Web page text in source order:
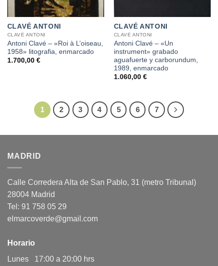
CLAVÉ ANTONI
CLAVÉ ANTONI
Antoni Clavé – «Roi à L’oiseau,
1958» litografia, enmarcado
1.700,00 €
CLAVÉ ANTONI
CLAVÉ ANTONI
Antoni Clavé – «Un
instrument» grabado
aguafuerte y carborundum,
1989, enmarcado
1.060,00 €
1 2 3 4 5 6 7
MADRID
Calle Corredera Alta de San Pablo, 31 (metro Tribunal)
28004 Madrid
Tel: 91 758 05 29
elmarcoverde@gmail.com
Horario
Lunes 17:00 a 20:00 hrs